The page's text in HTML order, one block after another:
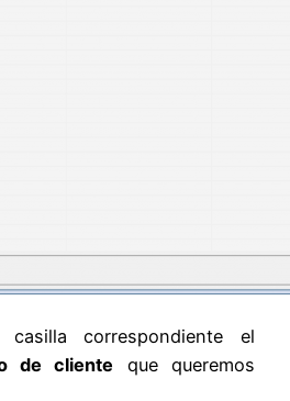
correspondiente el
de cliente que queremos